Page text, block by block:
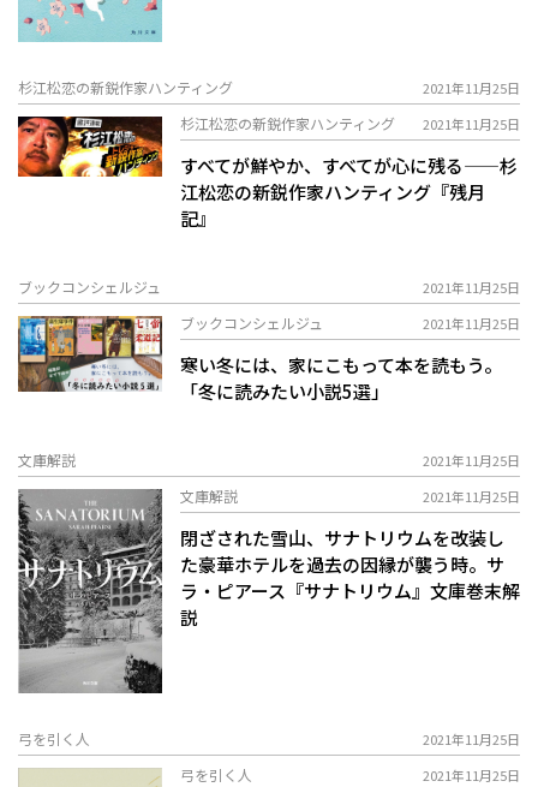
杉江松恋の新鋭作家ハンティング 2021年11月25日
杉江松恋の新鋭作家ハンティング 2021年11月25日
すべてが鮮やか、すべてが心に残る——杉
江松恋の新鋭作家ハンティング『残月
記』
ブックコンシェルジュ 2021年11月25日
ブックコンシェルジュ 2021年11月25日
寒い冬には、家にこもって本を読もう。
「冬に読みたい小説5選」
文庫解説 2021年11月25日
文庫解説 2021年11月25日
閉ざされた雪山、サナトリウムを改装し
た豪華ホテルを過去の因縁が襲う時。――サ
ラ・ピアース『サナトリウム』文庫巻末解
説
弓を引く人 2021年11月25日
弓を引く人 2021年11月25日